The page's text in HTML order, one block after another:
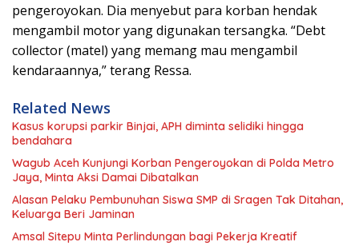
pengeroyokan. Dia menyebut para korban hendak
mengambil motor yang digunakan tersangka. “Debt
collector (matel) yang memang mau mengambil
kendaraannya,” terang Ressa.
Related News
Kasus korupsi parkir Binjai, APH diminta selidiki hingga
bendahara
Wagub Aceh Kunjungi Korban Pengeroyokan di Polda Metro
Jaya, Minta Aksi Damai Dibatalkan
Alasan Pelaku Pembunuhan Siswa SMP di Sragen Tak Ditahan,
Keluarga Beri Jaminan
Amsal Sitepu Minta Perlindungan bagi Pekerja Kreatif